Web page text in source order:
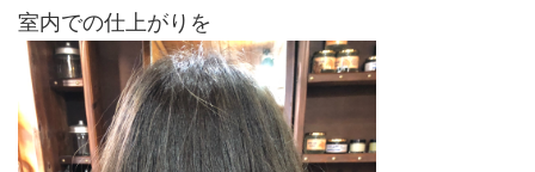
室内での仕上がりを